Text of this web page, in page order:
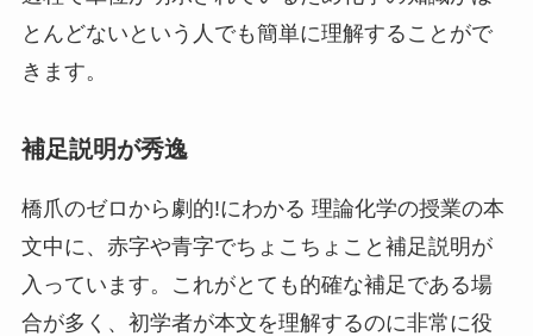
とんどないという人でも簡単に理解することがで
きます。
補足説明が秀逸
橋爪のゼロから劇的!にわかる 理論化学の授業の本
文中に、赤字や青字でちょこちょこと補足説明が
入っています。これがとても的確な補足である場
合が多く、初学者が本文を理解するのに非常に役